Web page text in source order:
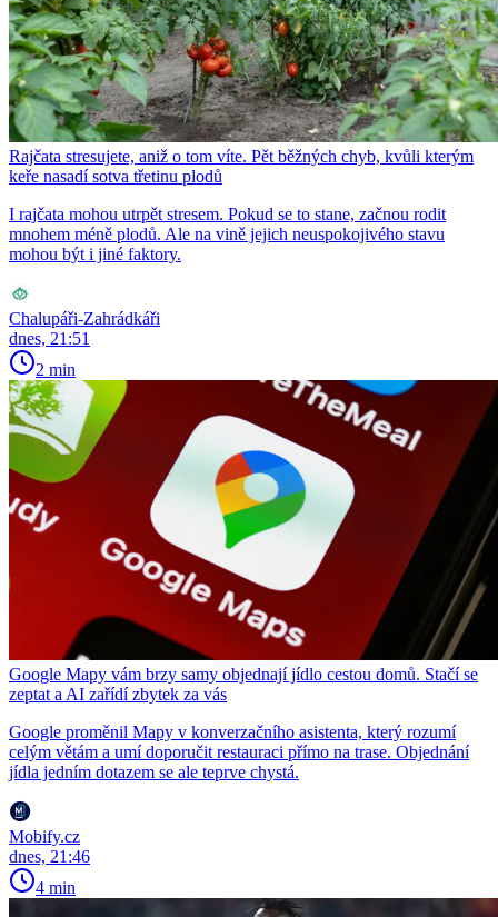
Rajčata stresujete, aniž o tom víte. Pět běžných chyb, kvůli kterým
keře nasadí sotva třetinu plodů
I rajčata mohou utrpět stresem. Pokud se to stane, začnou rodit
mnohem méně plodů. Ale na vině jejich neuspokojivého stavu
mohou být i jiné faktory.
Chalupáři-Zahrádkáři
dnes, 21:51
2 min
Google Mapy vám brzy samy objednají jídlo cestou domů. Stačí se
zeptat a AI zařídí zbytek za vás
Google proměnil Mapy v konverzačního asistenta, který rozumí
celým větám a umí doporučit restauraci přímo na trase. Objednání
jídla jedním dotazem se ale teprve chystá.
Mobify.cz
dnes, 21:46
4 min